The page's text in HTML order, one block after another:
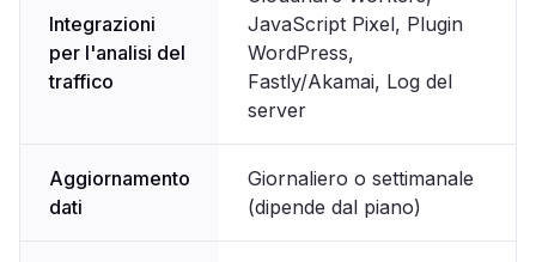
Integrazioni
per l'analisi del
traffico
JavaScript Pixel, Plugin
WordPress,
Fastly/Akamai, Log del
server
Aggiornamento
dati
Giornaliero o settimanale
(dipende dal piano)